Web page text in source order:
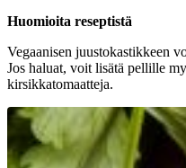
Huomioita reseptistä
Vegaanisen juustokastikkeen
Jos haluat, voit lisätä pellille
kirsikkatomaatteja.